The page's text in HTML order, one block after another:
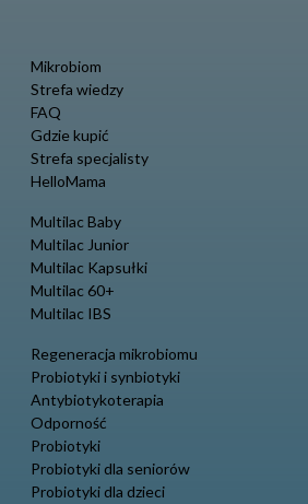
Mikrobiom
Strefa wiedzy
FAQ
Gdzie kupić
Strefa specjalisty
HelloMama
Multilac Baby
Multilac Junior
Multilac Kapsułki
Multilac 60+
Multilac IBS
Regeneracja mikrobiomu
Probiotyki i synbiotyki
Antybiotykoterapia
Odporność
Probiotyki
Probiotyki dla seniorów
Probiotyki dla dzieci